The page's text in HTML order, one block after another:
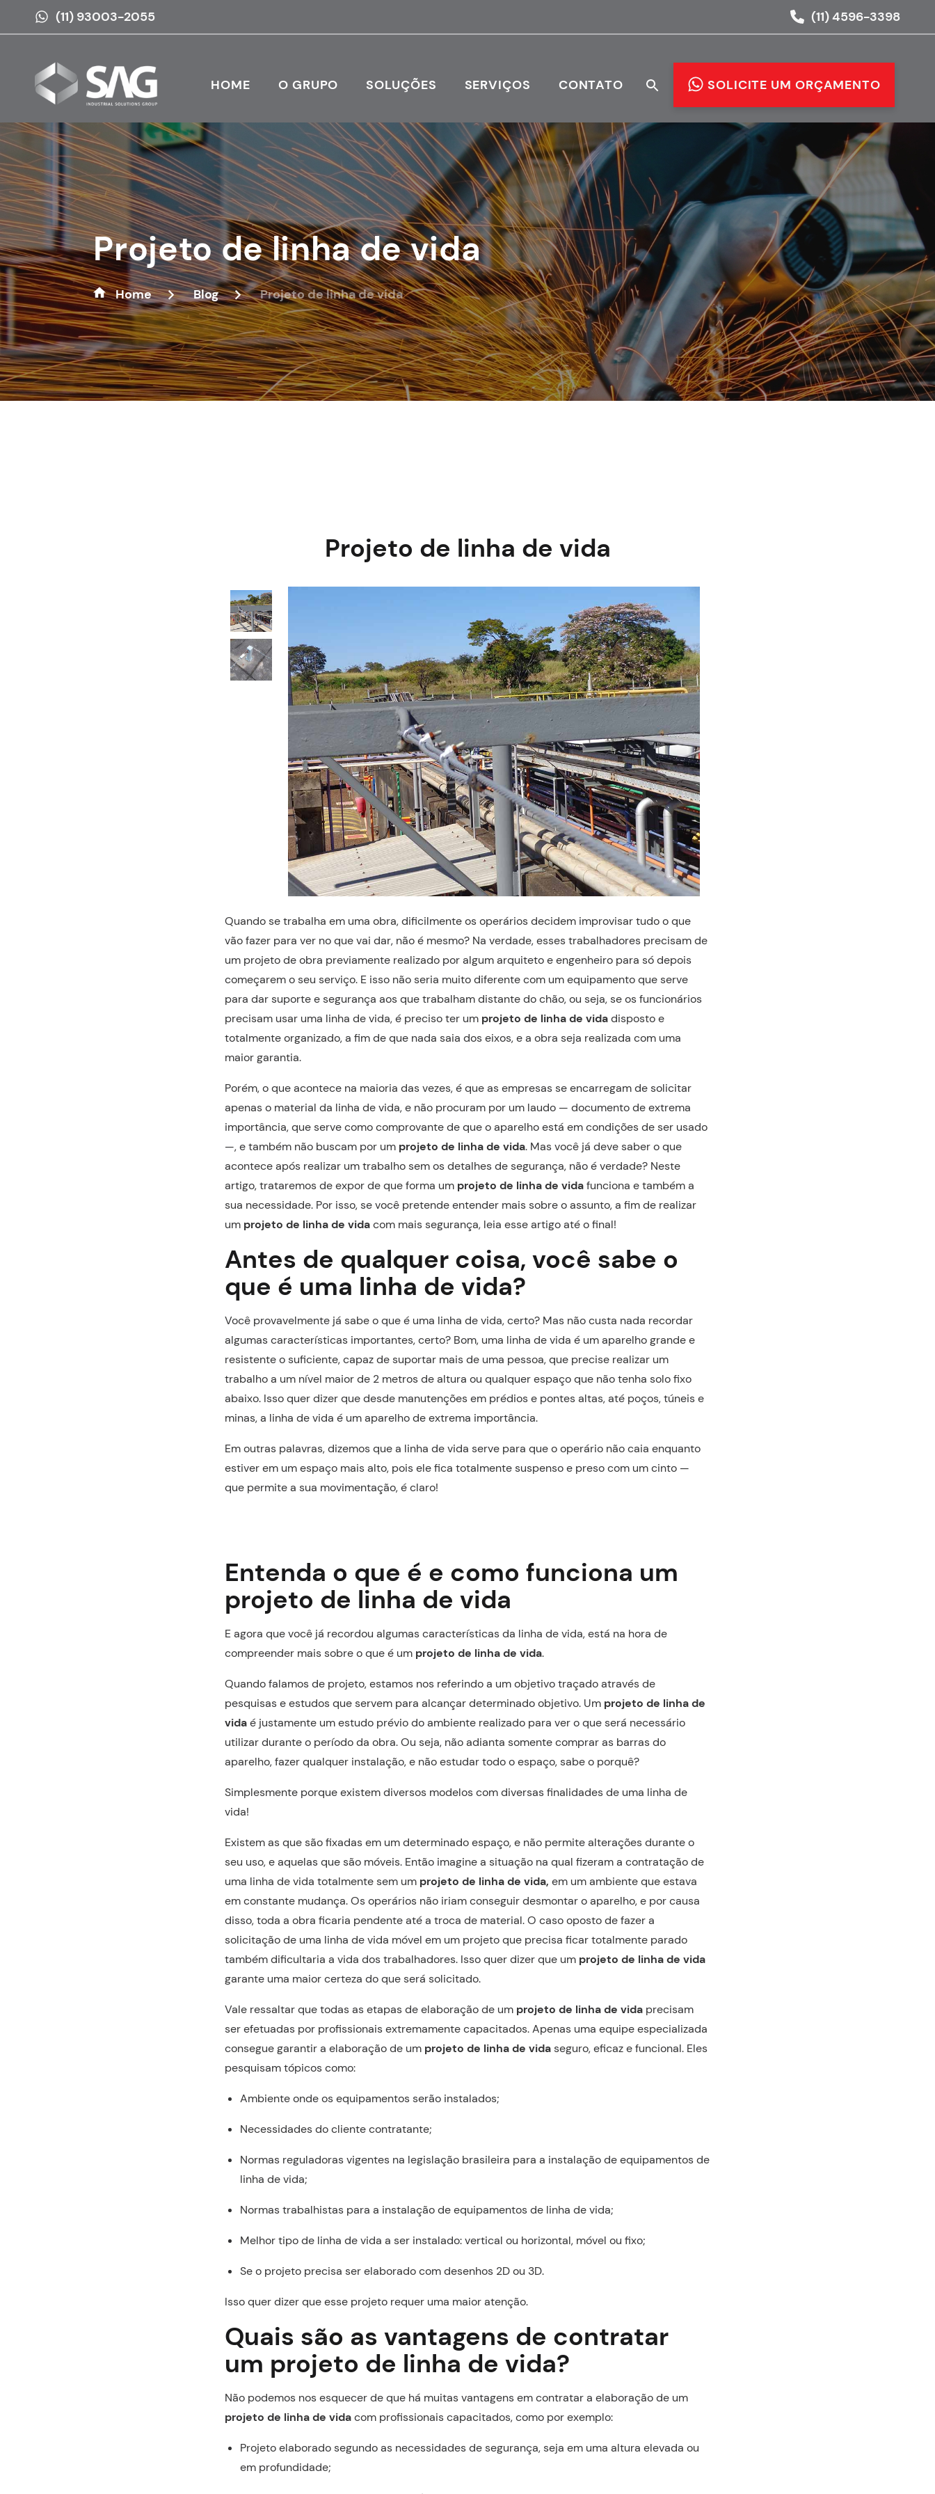
(11) 93003-2055 (11) 4596-3398
HOME O GRUPO SOLUÇÕES SERVIÇOS CONTATO SOLICITE UM ORÇAMENTO
Projeto de linha de vida
Home Blog Projeto de linha de vida
Projeto de linha de vida
Quando se trabalha em uma obra, dificilmente os operários decidem improvisar tudo o que
vão fazer para ver no que vai dar, não é mesmo? Na verdade, esses trabalhadores precisam de
um projeto de obra previamente realizado por algum arquiteto e engenheiro para só depois
começarem o seu serviço. E isso não seria muito diferente com um equipamento que serve
para dar suporte e segurança aos que trabalham distante do chão, ou seja, se os funcionários
precisam usar uma linha de vida, é preciso ter um projeto de linha de vidadisposto e
totalmente organizado, a fim de que nada saia dos eixos, e a obra seja realizada com uma
maior garantia.
Porém, o que acontece na maioria das vezes, é que as empresas se encarregam de solicitar
apenas o material da linha de vida, e não procuram por um laudo — documento de extrema
importância, que serve como comprovante de que o aparelho está em condições de ser usado
—, e também não buscam por um projeto de linha de vida. Mas você já deve saber o que
acontece após realizar um trabalho sem os detalhes de segurança, não é verdade? Neste
artigo, trataremos de expor de que forma um projeto de linha de vidafunciona e também a
sua necessidade. Por isso, se você pretende entender mais sobre o assunto, a fim de realizar
um projeto de linha de vidacom mais segurança, leia esse artigo até o final!
Antes de qualquer coisa, você sabe o
que é uma linha de vida?
Você provavelmente já sabe o que é uma linha de vida, certo? Mas não custa nada recordar
algumas características importantes, certo? Bom, uma linha de vida é um aparelho grande e
resistente o suficiente, capaz de suportar mais de uma pessoa, que precise realizar um
trabalho a um nível maior de 2 metros de altura ou qualquer espaço que não tenha solo fixo
abaixo. Isso quer dizer que desde manutenções em prédios e pontes altas, até poços, túneis e
minas, a linha de vida é um aparelho de extrema importância.
Em outras palavras, dizemos que a linha de vida serve para que o operário não caia enquanto
estiver em um espaço mais alto, pois ele fica totalmente suspenso e preso com um cinto —
que permite a sua movimentação, é claro!
Entenda o que é e como funciona um
projeto de linha de vida
E agora que você já recordou algumas características da linha de vida, está na hora de
compreender mais sobre o que é um projeto de linha de vida.
Quando falamos de projeto, estamos nos referindo a um objetivo traçado através de
pesquisas e estudos que servem para alcançar determinado objetivo. Um projeto de linha de
vidaé justamente um estudo prévio do ambiente realizado para ver o que será necessário
utilizar durante o período da obra. Ou seja, não adianta somente comprar as barras do
aparelho, fazer qualquer instalação, e não estudar todo o espaço, sabe o porquê?
Simplesmente porque existem diversos modelos com diversas finalidades de uma linha de
vida!
Existem as que são fixadas em um determinado espaço, e não permite alterações durante o
seu uso, e aquelas que são móveis. Então imagine a situação na qual fizeram a contratação de
uma linha de vida totalmente sem um projeto de linha de vida, em um ambiente que estava
em constante mudança. Os operários não iriam conseguir desmontar o aparelho, e por causa
disso, toda a obra ficaria pendente até a troca de material. O caso oposto de fazer a
solicitação de uma linha de vida móvel em um projeto que precisa ficar totalmente parado
também dificultaria a vida dos trabalhadores. Isso quer dizer que um projeto de linha de vida
garante uma maior certeza do que será solicitado.
Vale ressaltar que todas as etapas de elaboração de um projeto de linha de vida precisam
ser efetuadas por profissionais extremamente capacitados. Apenas uma equipe especializada
consegue garantir a elaboração de um projeto de linha de vidaseguro, eficaz e funcional. Eles
pesquisam tópicos como:
Ambiente onde os equipamentos serão instalados;
Necessidades do cliente contratante;
Normas reguladoras vigentes na legislação brasileira para a instalação de equipamentos de
linha de vida;
Normas trabalhistas para a instalação de equipamentos de linha de vida;
Melhor tipo de linha de vida a ser instalado: vertical ou horizontal, móvel ou fixo;
Se o projeto precisa ser elaborado com desenhos 2D ou 3D.
Isso quer dizer que esse projeto requer uma maior atenção.
Quais são as vantagens de contratar
um projeto de linha de vida?
Não podemos nos esquecer de que há muitas vantagens em contratar a elaboração de um
projeto de linha de vidacom profissionais capacitados, como por exemplo:
Projeto elaborado segundo as necessidades de segurança, seja em uma altura elevada ou
em profundidade;